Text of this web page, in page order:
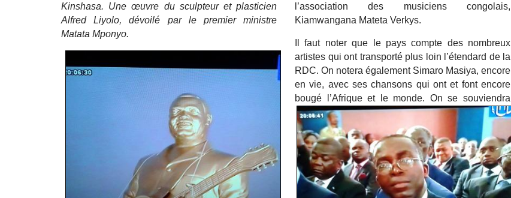
Kinshasa. Une œuvre du sculpteur et plasticien
Alfred Liyolo, dévoilé par le premier ministre
Matata Mponyo.
l’association des musiciens congolais,
Kiamwangana Mateta Verkys.
Il faut noter que le pays compte des nombreux
artistes qui ont transporté plus loin l’étendard de la
RDC. On notera également Simaro Masiya, encore
en vie, avec ses chansons qui ont et font encore
bougé l’Afrique et le monde. On se souviendra